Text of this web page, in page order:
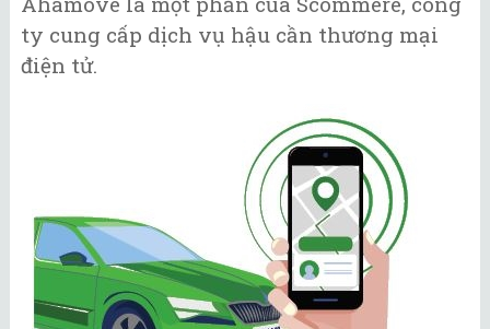
ty cung cấp dịch vụ hậu cần thương mại
điện tử.